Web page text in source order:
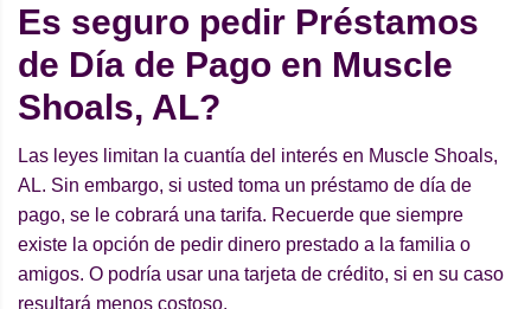
Es seguro pedir Préstamos
de Día de Pago en Muscle
Shoals, AL?
Las leyes limitan la cuantía del interés en Muscle Shoals,
AL. Sin embargo, si usted toma un préstamo de día de
pago, se le cobrará una tarifa. Recuerde que siempre
existe la opción de pedir dinero prestado a la familia o
amigos. O podría usar una tarjeta de crédito, si en su caso
resultará menos costoso.